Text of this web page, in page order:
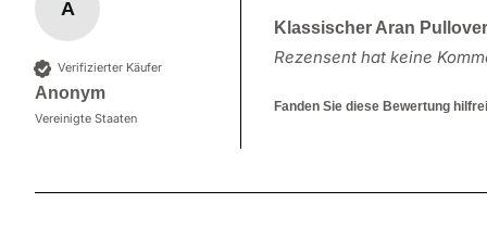
A
Verifizierter Käufer
Anonym
Vereinigte Staaten
Klassischer Aran
Rezensent hat keine
Fanden Sie diese Bewertung